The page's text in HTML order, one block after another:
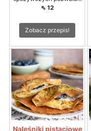
⇖ 12
Zobacz przepis!
Naleśniki pistacjowe